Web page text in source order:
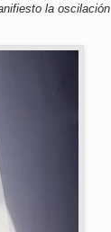
la oscilación